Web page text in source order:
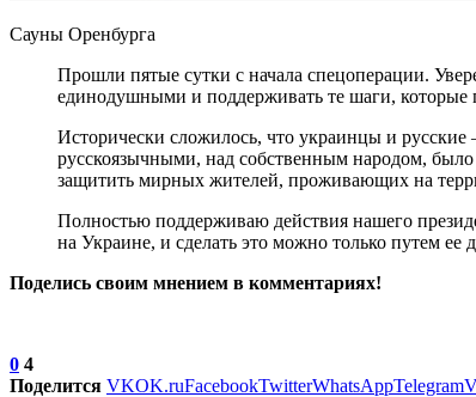
Сауны Оренбурга
Прошли пятые сутки с начала спецоперации.
единодушными и поддерживать те шаги,
Исторически сложилось, что украинцы и
русскоязычными, над собственным народом,
защитить мирных жителей, проживающих на
Полностью поддерживаю действия нашего
на Украине, и сделать это можно только путем
Поделись своим мнением в комментариях!
0 4
Поделится VKOK.ruFacebookTwitterWhatsAppTelegram